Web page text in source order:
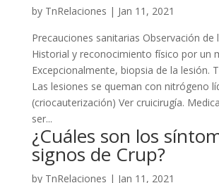
by TnRelaciones | Jan 11, 2021
Precauciones sanitarias Observación de
Historial y reconocimiento físico por un
Excepcionalmente, biopsia de la lesión.
Las lesiones se queman con nitrógeno
(criocauterización) Ver cruicirugía.
ser...
¿Cuáles son los
signos de Crup?
by TnRelaciones | Jan 11, 2021